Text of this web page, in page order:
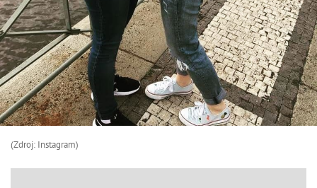
(Zdroj: Instagram)